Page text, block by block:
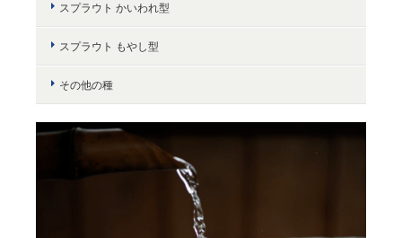
スプラウト かいわれ型
スプラウト もやし型
その他の種